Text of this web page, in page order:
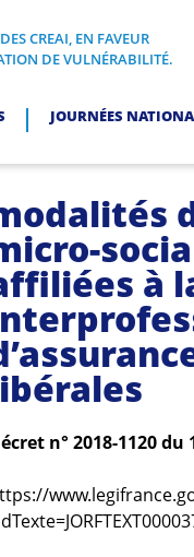
DES CREAI, EN
CREAI, EN FAVEUR
DE VULNÉRABILITÉ.
JOURNÉES
à
n° 2018-1120 du